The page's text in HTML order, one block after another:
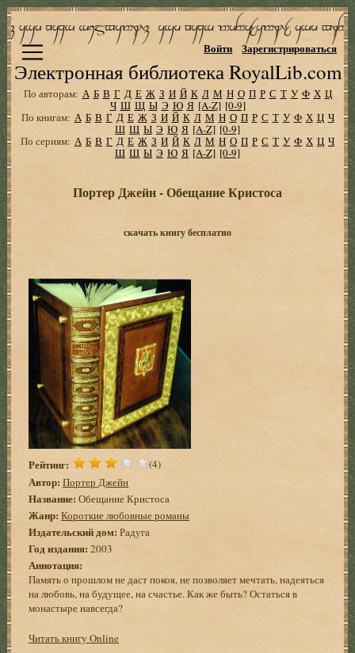
Электронная библиотека RoyalLib.com
Войти Зарегистрироваться
По авторам: А Б В Г Д Е Ж З И Й К Л М Н О П Р С Т У Ф Х Ц
Ч Ш Щ Ы Э Ю Я [A-Z] [0-9]
По книгам: А Б В Г Д Е Ж З И Й К Л М Н О П Р С Т У Ф Х Ц Ч
Ш Щ Ы Э Ю Я [A-Z] [0-9]
По сериям: А Б В Г Д Е Ж З И Й К Л М Н О П Р С Т У Ф Х Ц Ч
Ш Щ Ы Э Ю Я [A-Z] [0-9]
Портер Джейн - Обещание Кристоса
скачать книгу бесплатно
Рейтинг: (4)
Автор: Портер Джейн
Название: Обещание Кристоса
Жанр: Короткие любовные романы
Издательский дом: Радуга
Год издания: 2003
Аннотация:
Память о прошлом не даст покоя, не позволяет мечтать, надеяться
на любовь, на будущее, на счастье. Как же быть? Остаться в
монастыре навсегда?
Читать книгу Online